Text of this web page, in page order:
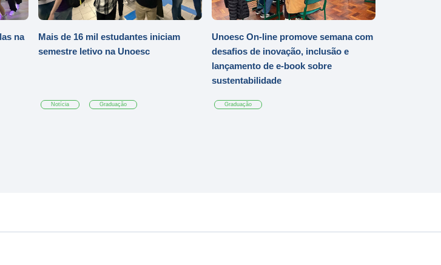
na
Mais de 16 mil estudantes iniciam
semestre letivo na Unoesc
Notícia Graduação
Unoesc On-line promove semana com
desafios de inovação, inclusão e
lançamento de e-book sobre
sustentabilidade
Graduação